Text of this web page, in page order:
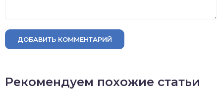
ДОБАВИТЬ КОММЕНТАРИЙ
Рекомендуем похожие статьи